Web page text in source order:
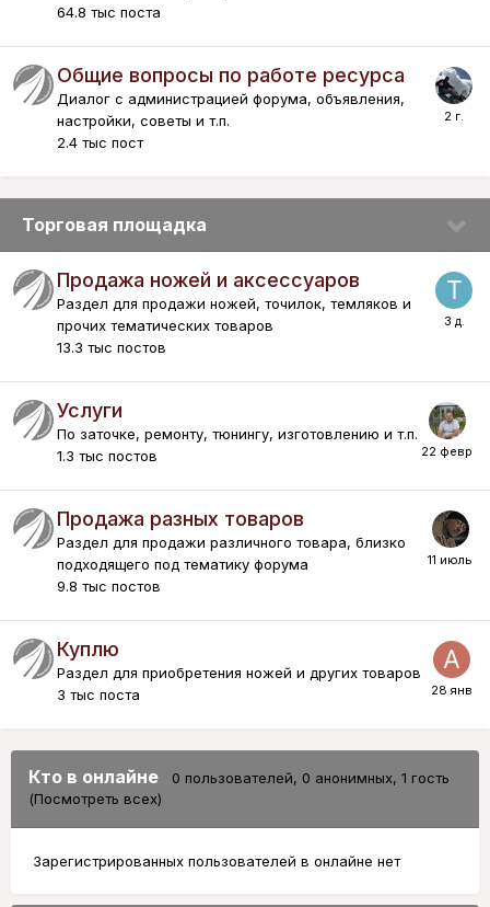
64.8 тыс поста
Общие вопросы по работе ресурса
Диалог с администрацией форума, объявления,
настройки, советы и т.п.
2.4 тыс пост
Торговая площадка
Продажа ножей и аксессуаров
Раздел для продажи ножей, точилок, темляков и
прочих тематических товаров
13.3 тыс постов
Услуги
По заточке, ремонту, тюнингу, изготовлению и т.п.
1.3 тыс постов
Продажа разных товаров
Раздел для продажи различного товара, близко
подходящего под тематику форума
9.8 тыс постов
Куплю
Раздел для приобретения ножей и других товаров
3 тыс поста
Кто в онлайне 0 пользователей, 0 анонимных, 1 гость
(Посмотреть всех)
Зарегистрированных пользователей в онлайне нет